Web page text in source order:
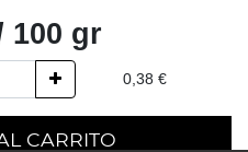
100 gr
0,38 €
CARRITO